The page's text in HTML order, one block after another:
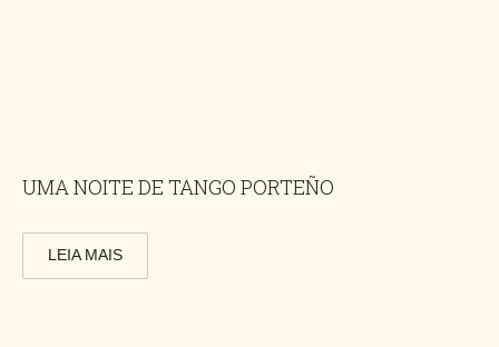
UMA NOITE DE TANGO PORTEÑO
LEIA MAIS